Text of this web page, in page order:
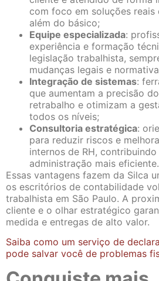
com foco em soluções reais
além do básico;
Equipe especializada:
experiência e formação
legislação trabalhista,
mudanças legais e
Integração de sistemas:
que aumentam a precisão
retrabalho e otimizam a
todos os níveis;
Consultoria estratégica:
para reduzir riscos e
internos de RH, contribuindo
administração mais eficiente.
Essas vantagens fazem da Silca
os escritórios de contabilidade
trabalhista em São Paulo. A
cliente e o olhar estratégico
medida e entregas de alto valor.
Saiba como um serviço de
pode salvar você de problemas